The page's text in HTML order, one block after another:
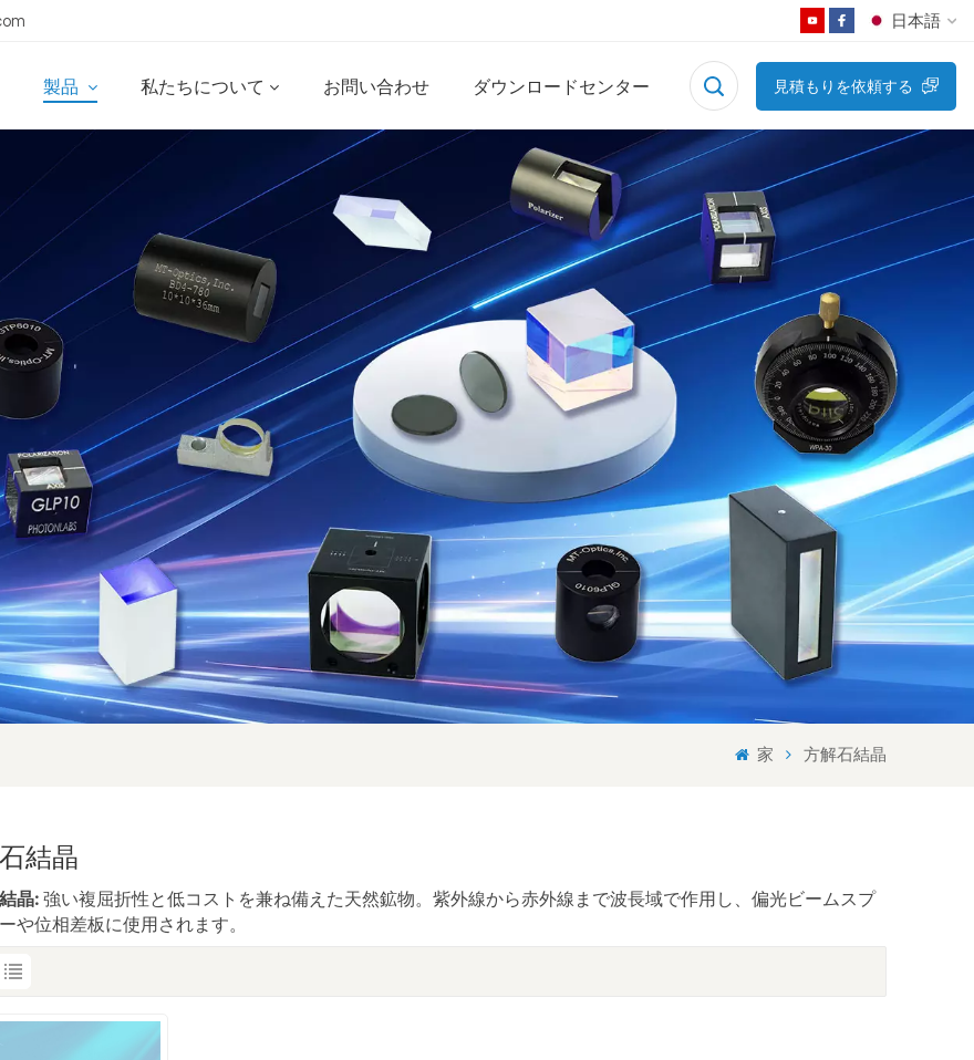
日本語
Français
Русский
Español
日本語
한국어
中文
Svenska språket
Lietuvos kalba
製品 私たちについて お問い合わせ ダウンロードセンター 見積もりを依頼する
家 方解石結晶
結晶
晶: 強い複屈折性と低コストを兼ね備えた天然鉱物。紫外線から赤外線まで波長域で作用し、偏光ビームスプ
や位相差板に使用されます。